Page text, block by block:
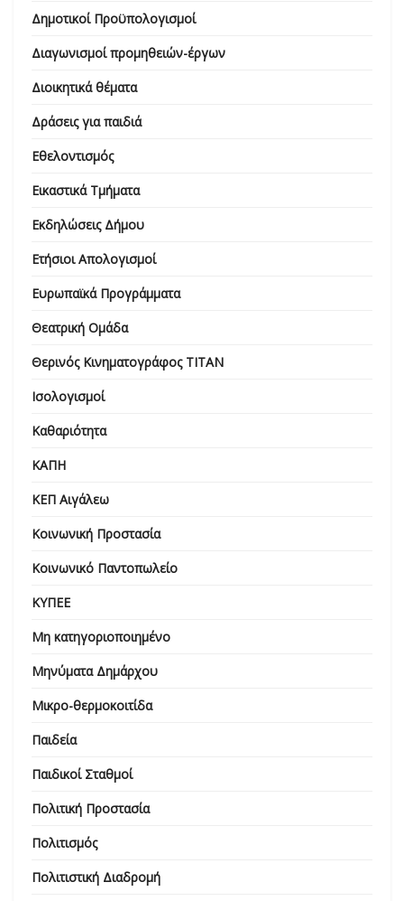
Δημοτικοί Προϋπολογισμοί
Διαγωνισμοί προμηθειών-έργων
Διοικητικά θέματα
Δράσεις για παιδιά
Εθελοντισμός
Εικαστικά Τμήματα
Εκδηλώσεις Δήμου
Ετήσιοι Απολογισμοί
Ευρωπαϊκά Προγράμματα
Θεατρική Ομάδα
Θερινός Κινηματογράφος ΤΙΤΑΝ
Ισολογισμοί
Καθαριότητα
ΚΑΠΗ
ΚΕΠ Αιγάλεω
Κοινωνική Προστασία
Κοινωνικό Παντοπωλείο
ΚΥΠΕΕ
Μη κατηγοριοποιημένο
Μηνύματα Δημάρχου
Μικρο-θερμοκοιτίδα
Παιδεία
Παιδικοί Σταθμοί
Πολιτική Προστασία
Πολιτισμός
Πολιτιστική Διαδρομή